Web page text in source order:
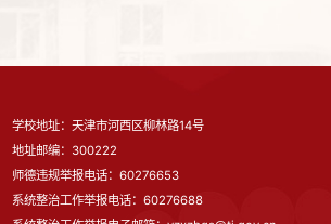
学校地址：天津市河西区柳林路14号
地址邮编：300222
师德违规举报电话：60276653
系统整治工作举报电话：60276688